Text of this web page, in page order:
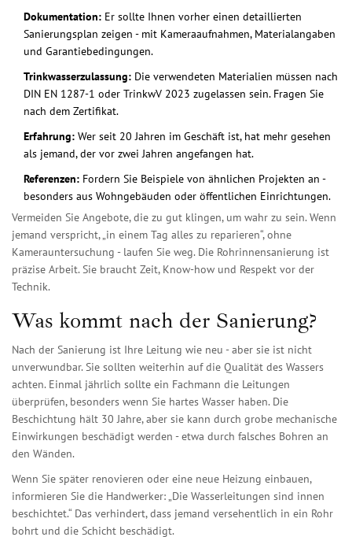
Dokumentation: Er sollte Ihnen vorher einen detaillierten
Sanierungsplan zeigen - mit Kameraaufnahmen, Materialangaben
und Garantiebedingungen.
Trinkwasserzulassung: Die verwendeten Materialien müssen nach
DIN EN 1287-1 oder TrinkwV 2023 zugelassen sein. Fragen Sie
nach dem Zertifikat.
Erfahrung: Wer seit 20 Jahren im Geschäft ist, hat mehr gesehen
als jemand, der vor zwei Jahren angefangen hat.
Referenzen: Fordern Sie Beispiele von ähnlichen Projekten an -
besonders aus Wohngebäuden oder öffentlichen Einrichtungen.
Vermeiden Sie Angebote, die zu gut klingen, um wahr zu sein. Wenn
jemand verspricht, „in einem Tag alles zu reparieren“, ohne
Kamerauntersuchung - laufen Sie weg. Die Rohrinnensanierung ist
präzise Arbeit. Sie braucht Zeit, Know-how und Respekt vor der
Technik.
Was kommt nach der Sanierung?
Nach der Sanierung ist Ihre Leitung wie neu - aber sie ist nicht
unverwundbar. Sie sollten weiterhin auf die Qualität des Wassers
achten. Einmal jährlich sollte ein Fachmann die Leitungen
überprüfen, besonders wenn Sie hartes Wasser haben. Die
Beschichtung hält 30 Jahre, aber sie kann durch grobe mechanische
Einwirkungen beschädigt werden - etwa durch falsches Bohren an
den Wänden.
Wenn Sie später renovieren oder eine neue Heizung einbauen,
informieren Sie die Handwerker: „Die Wasserleitungen sind innen
beschichtet.“ Das verhindert, dass jemand versehentlich in ein Rohr
bohrt und die Schicht beschädigt.